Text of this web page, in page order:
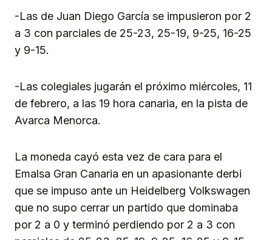
-Las de Juan Diego García se impusieron por 2
a 3 con parciales de 25-23, 25-19, 9-25, 16-25
y 9-15.
-Las colegiales jugarán el próximo miércoles, 11
de febrero, a las 19 hora canaria, en la pista de
Avarca Menorca.
La moneda cayó esta vez de cara para el
Emalsa Gran Canaria en un apasionante derbi
que se impuso ante un Heidelberg Volkswagen
que no supo cerrar un partido que dominaba
por 2 a 0 y terminó perdiendo por 2 a 3 con